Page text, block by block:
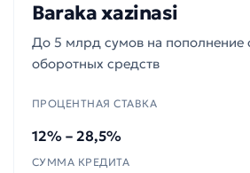
Baraka xazinasi
До 5 млрд сумов на пополнение
оборотных средств
ПРОЦЕНТНАЯ СТАВКА
12% – 28,5%
СУММА КРЕДИТА